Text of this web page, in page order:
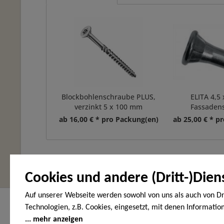
Cookies und andere (Dritt-
Auf unserer Webseite werden sowohl von uns als auch von
Technologien, z.B. Cookies, eingesetzt, mit denen
Endgerät gespeichert und/oder von Ihrem Endgerät
mehr anzeigen
Blockbohlenschraube PLUS,
verzinkt 5 x 100 mm
ab 16,00 € * pro Packung(en)
ELITA
ab 25,00 € *
Hier finden Sie uns Service